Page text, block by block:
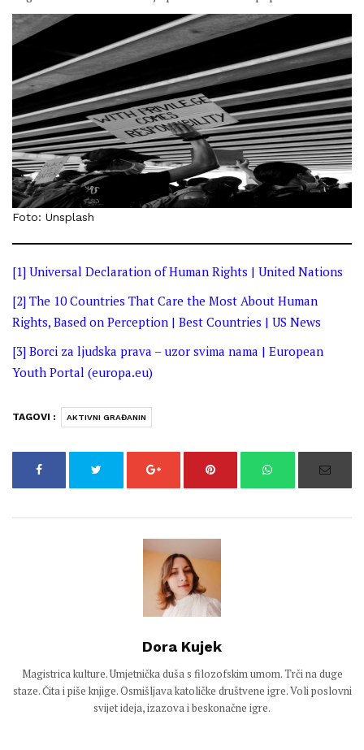
Foto: Unsplash
[1] Universal Declaration of Human Rights | United Nations
[2] The 10 Countries That Care the Most About Human
Rights, Based on Perception | Best Countries | US News
[3] Borci za ljudska prava – uzor svima nama | European
Youth Portal (europa.eu)
TAGOVI : AKTIVNI GRAĐANIN
Dora Kujek
Magistrica kulture. Umjetnička duša s filozofskim umom. Trči na duge
staze. Čita i piše knjige. Osmišljava katoličke društvene igre. Voli poslovni
svijet ideja, izazova i beskonačne igre.